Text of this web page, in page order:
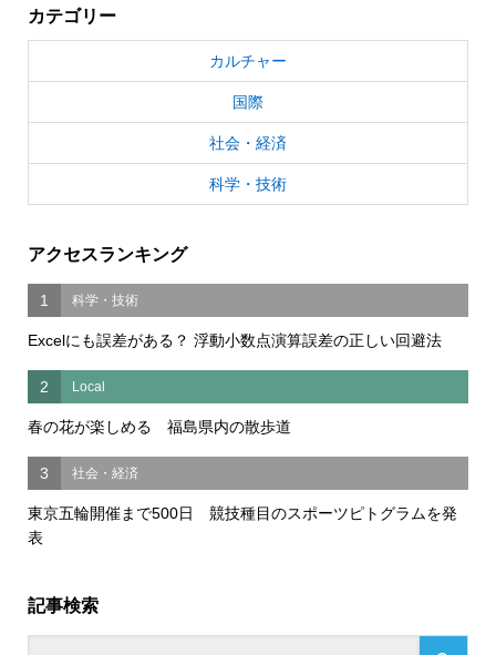
カテゴリー
カルチャー
国際
社会・経済
科学・技術
アクセスランキング
1 科学・技術
Excelにも誤差がある？ 浮動小数点演算誤差の正しい回避法
2 Local
春の花が楽しめる 福島県内の散歩道
3 社会・経済
東京五輪開催まで500日 競技種目のスポーツピトグラムを発
表
記事検索